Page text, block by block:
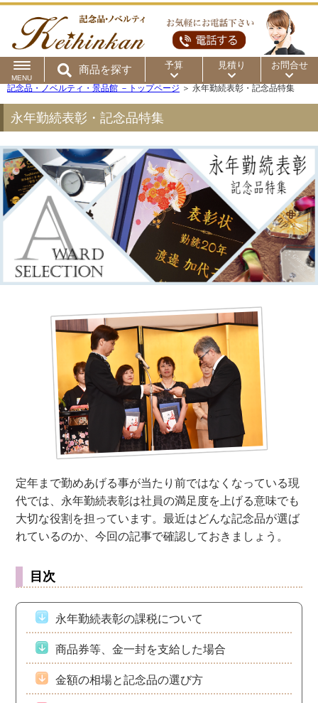
MENU
商品を探す 予算
用途から
商品カテゴリ
価格帯から
～50円 ～100円 ～200円
～2,000円 ～5,000円 ～10,000円
～15,000円 ～20,000円 ～30,000円
～50,000円 50,001円～
見積り お問合せ
記念品・ノベルティ・景品館 －トップページ ＞ 永年勤続表彰・記念品特集
永年勤続表彰・記念品特集
定年まで勤めあげる事が当たり前ではなくなっている現
代では、永年勤続表彰は社員の満足度を上げる意味でも
大切な役割を担っています。最近はどんな記念品が選ば
れているのか、今回の記事で確認しておきましょう。
目次
永年勤続表彰の課税について
商品券等、金一封を支給した場合
金額の相場と記念品の選び方